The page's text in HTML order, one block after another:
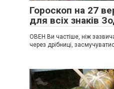
Гороскоп на 27
для всіх знаків
ОВЕН Ви частіше, ніж
через дрібниці,